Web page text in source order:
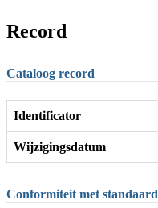
Record
Cataloog record
Identificator
Wijzigingsdatum
Conformiteit met standaard